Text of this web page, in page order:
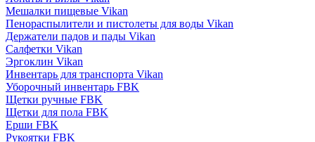
Мешалки пищевые Vikan
Пенораспылители и пистолеты для воды Vikan
Держатели падов и пады Vikan
Салфетки Vikan
Эргоклин Vikan
Инвентарь для транспорта Vikan
Уборочный инвентарь FBK
Щетки ручные FBK
Щетки для пола FBK
Ерши FBK
Рукоятки FBK